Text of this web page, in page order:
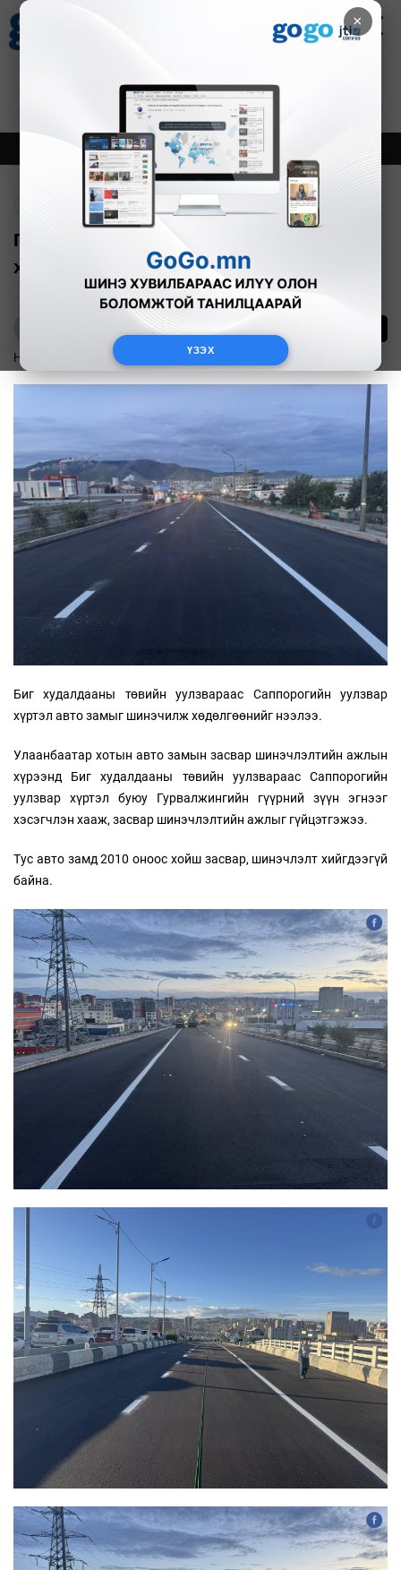
×
ҮЗЭХ
Зурхай
8.07
Онцлох Шинэ
Гурвалжингийн гүүрний авто замын
хөдөлгөөнийг нээлээ
Нийгэм 2025-08-14
Биг худалдааны төвийн уулзвараас Саппорогийн уулзвар
хүртэл авто замыг шинэчилж хөдөлгөөнийг нээлээ.
Улаанбаатар хотын авто замын засвар шинэчлэлтийн ажлын
хүрээнд Биг худалдааны төвийн уулзвараас Саппорогийн
уулзвар хүртэл буюу Гурвалжингийн гүүрний зүүн эгнээг
хэсэгчлэн хааж, засвар шинэчлэлтийн ажлыг гүйцэтгэжээ.
Тус авто замд 2010 оноос хойш засвар, шинэчлэлт хийгдээгүй
байна.